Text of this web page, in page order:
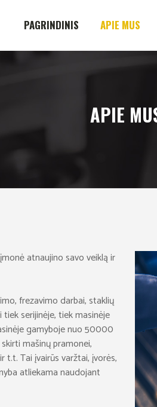
PAGRINDINIS APIE MUS
APIE
atnaujino savo veiklą ir
frezavimo darbai, staklių
serijinėje, tiek masinėje
gamyboje nuo 50000
mašinų pramonei,
t.t. Tai įvairūs varžtai, įvorės,
atliekama naudojant